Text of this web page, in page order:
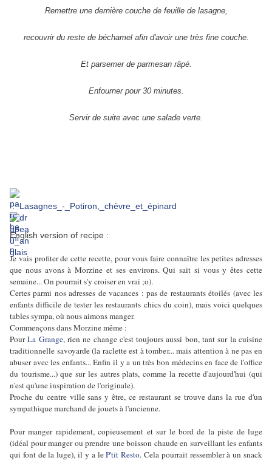
Remettre une dernière couche de feuille de lasagne,
recouvrir du reste de béchamel afin d'avoir une très fine couche.
Et parsemer de parmesan râpé.
Enfourner pour 30 minutes.
Servir de suite avec une salade verte.
:Lasagnes_-_Potiron,_chèvre_et_épinard
English version of recipe :
Je vais profiter de cette recette, pour vous faire connaître les petites adresses
que nous avons à Morzine et ses environs. Qui sait si vous y êtes cette
semaine... On pourrait s'y croiser en vrai ;o).
Certes parmi nos adresses de vacances : pas de restaurants étoilés (avec les
enfants difficile de tester les restaurants chics du coin), mais voici quelques
tables sympa, où nous aimons manger.
Commençons dans Morzine même :
PourLa Grange, rien ne change c'est toujours aussi bon, tant sur la cuisine
traditionnelle savoyarde (la raclette est à tomber... mais attention à ne pas en
abuser avec les enfants... Enfin il y a un très bon médecins en face de l'office
du tourisme...) que sur les autres plats, comme la recette d'aujourd'hui (qui
n'est qu'une inspiration de l'originale).
Proche du centre ville sans y être, ce restaurant se trouve dans la rue d'un
sympathique marchand de jouets à l'ancienne.
Pour manger rapidement, copieusement et sur le bord de la piste de luge
(idéal pour manger ou prendre une boisson chaude en surveillant les enfants
qui font de la luge), il y a leP'tit Resto. Cela pourrait ressembler à un snack